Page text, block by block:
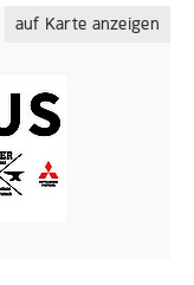
auf Karte anzeigen